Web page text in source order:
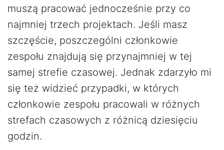
muszą pracować jednocześnie przy co
najmniej trzech projektach. Jeśli masz
szczęście, poszczególni członkowie
zespołu znajdują się przynajmniej w tej
samej strefie czasowej. Jednak zdarzyło mi
się też widzieć przypadki, w których
członkowie zespołu pracowali w różnych
strefach czasowych z różnicą dziesięciu
godzin.